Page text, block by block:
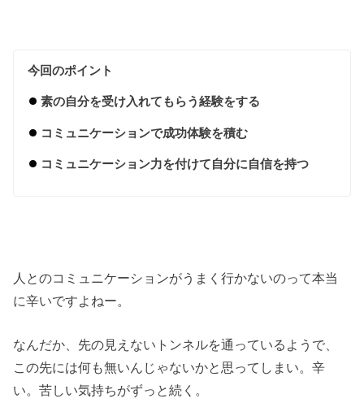
今回のポイント
素の自分を受け入れてもらう経験をする
コミュニケーションで成功体験を積む
コミュニケーション力を付けて自分に自信を持つ
人とのコミュニケーションがうまく行かないのって本当
に辛いですよねー。
なんだか、先の見えないトンネルを通っているようで、
この先には何も無いんじゃないかと思ってしまい。辛
い。苦しい気持ちがずっと続く。